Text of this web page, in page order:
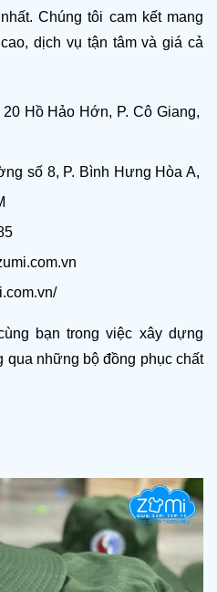
Chúng tôi cam kết mang
dịch vụ tận tâm và giá cả
20 Hồ Hảo Hớn, P. Cô Giang,
số 8, P. Bình Hưng Hòa A,
bạn trong việc xây dựng
qua những bộ đồng phục chất